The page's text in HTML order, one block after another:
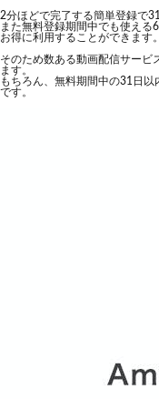
2分ほどで完了する簡単登録で
また無料登録期間中でも使える
お得に利用することができます。
そのため数ある動画配信サービ
ます。
もちろん、無料期間中の31日
です。